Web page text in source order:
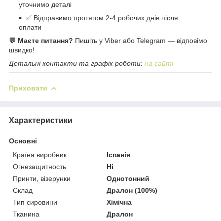
уточнимо деталі
✅ Відправимо протягом 2-4 робочих днів після
оплати
💬 Маєте питання? Пишіть у Viber або Telegram — відповімо
швидко!
Детальні контакти та графік роботи: на сайті
Приховати
Характеристики
Основні
Країна виробник
Іспанія
Огнезащитность
Ні
Принти, візерунки
Однотонний
Склад
Дралон (100%)
Тип сировини
Хімічна
Тканина
Дралон